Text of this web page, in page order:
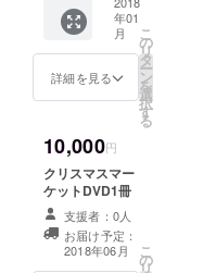
＋犬鈴
か猫鈴1
個
年01
月
詳細を見る
こ
の
リ
タ
ー
ン
を
選
択
す
る
10,000円
クリスマスマー
ケットDVD1冊
支援者：0人
お届け予定：
2018年06月
こ
の
リ